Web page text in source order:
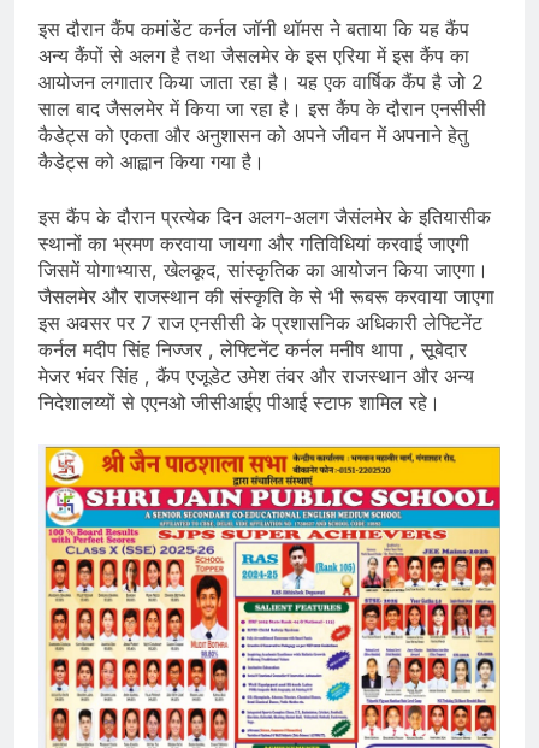
इस दौरान कैंप कमांडेंट कर्नल जॉनी थॉमस ने बताया कि यह कैंप
अन्य कैंपों से अलग है तथा जैसलमेर के इस एरिया में इस कैंप का
आयोजन लगातार किया जाता रहा है। यह एक वार्षिक कैंप है जो 2
साल बाद जैसलमेर में किया जा रहा है। इस कैंप के दौरान एनसीसी
कैडेट्स को एकता और अनुशासन को अपने जीवन में अपनाने हेतु
कैडेट्स को आह्वान किया गया है।
इस कैंप के दौरान प्रत्येक दिन अलग-अलग जैसंलमेर के इतियासीक
स्थानों का भ्रमण करवाया जायगा और गतिविधियां करवाई जाएगी
जिसमें योगाभ्यास, खेलकूद, सांस्कृतिक का आयोजन किया जाएगा।
जैसलमेर और राजस्थान की संस्कृति के से भी रूबरू करवाया जाएगा
इस अवसर पर 7 राज एनसीसी के प्रशासनिक अधिकारी लेफ्टिनेंट
कर्नल मदीप सिंह निज्जर , लेफ्टिनेंट कर्नल मनीष थापा , सूबेदार
मेजर भंवर सिंह , कैंप एजूडेट उमेश तंवर और राजस्थान और अन्य
निदेशालय्यों से एएनओ जीसीआईए पीआई स्टाफ शामिल रहे।